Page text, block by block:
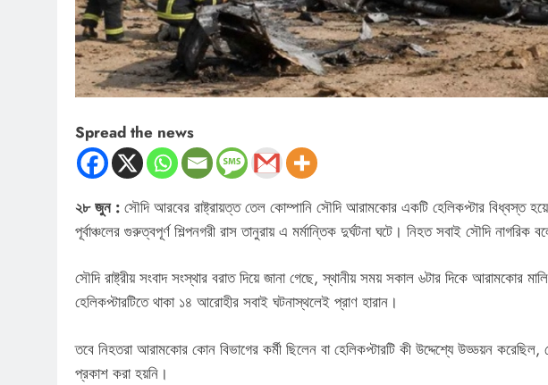
Spread the news
২৮ জুন : সৌদি আরবের রাষ্ট্রায়ত্ত তেল কোম্পানি সৌদি আরামকোর একটি হেলিকপ্টার বিধ্বস্ত
পূর্বাঞ্চলের গুরুত্বপূর্ণ শিল্পনগরী রাস তানুরায় এ মর্মান্তিক দুর্ঘটনা ঘটে। নিহত সবাই সৌদি নাগরিক
সৌদি রাষ্ট্রীয় সংবাদ সংস্থার বরাত দিয়ে জানা গেছে, স্থানীয় সময় সকাল ৬টার দিকে আরামকোর
হেলিকপ্টারটিতে থাকা ১৪ আরোহীর সবাই ঘটনাস্থলেই প্রাণ হারান।
তবে নিহতরা আরামকোর কোন বিভাগের কর্মী ছিলেন বা হেলিকপ্টারটি কী উদ্দেশ্যে উড্ডয়ন করেছিল,
প্রকাশ করা হয়নি।